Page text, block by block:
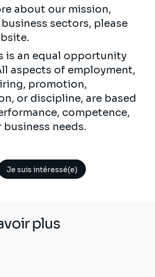
about our mission,
sectors, please
.
is an equal opportunity
aspects of employment,
promotion,
or discipline, are based
competence,
needs.
Je suis intéressé(e)
plus